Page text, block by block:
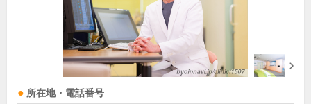
所在地・電話番号